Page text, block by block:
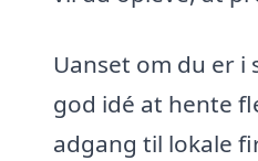
Uanset om du er
god idé at hente
adgang til lokale